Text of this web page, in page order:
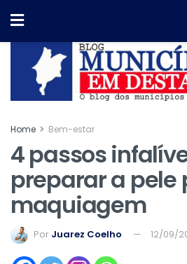
Home Bem-estar
4 passos
preparar a pele
maquiagem
Por Juarez Coelho 12/09/